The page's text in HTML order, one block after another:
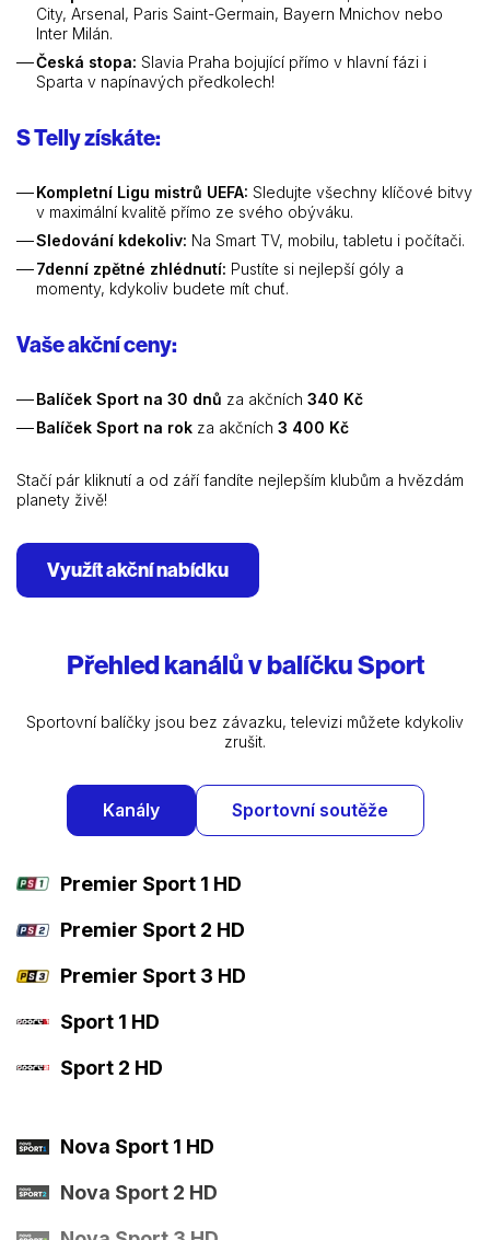
City, Arsenal, Paris Saint-Germain, Bayern Mnichov nebo
Inter Milán.
Česká stopa: Slavia Praha bojující přímo v hlavní fázi i
Sparta v napínavých předkolech!
S Telly získáte:
Kompletní Ligu mistrů UEFA: Sledujte všechny klíčové bitvy
v maximální kvalitě přímo ze svého obýváku.
Sledování kdekoliv: Na Smart TV, mobilu, tabletu i počítači.
7denní zpětné zhlédnutí: Pustíte si nejlepší góly a
momenty, kdykoliv budete mít chuť.
Vaše akční ceny:
Balíček Sport na 30 dnů za akčních 340 Kč
Balíček Sport na rok za akčních 3 400 Kč
Stačí pár kliknutí a od září fandíte nejlepším klubům a hvězdám
planety živě!
Využít akční nabídku
Přehled kanálů v balíčku Sport
Sportovní balíčky jsou bez závazku, televizi můžete kdykoliv
zrušit.
Kanály Sportovní soutěže
Premier Sport 1 HD
Premier Sport 2 HD
Premier Sport 3 HD
Sport 1 HD
Sport 2 HD
Nova Sport 1 HD
Nova Sport 2 HD